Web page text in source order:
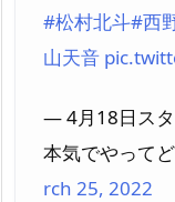
#松村北斗#西
山天音
— 4月18日スタ
本気でやって
rch 25, 2022